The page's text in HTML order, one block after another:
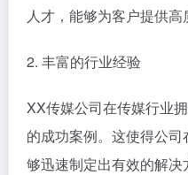
人才，能够为客户提供高
2. 丰富的行业经验
XX传媒公司在传媒行业
的成功案例。这使得公
够迅速制定出有效的解